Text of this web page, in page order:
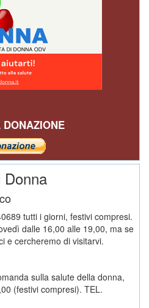
DONAZIONE
tutti i giorni, festivi compresi.
dalle 16,00 alle 19,00, ma se
e cercheremo di visitarvi.
sulla salute della donna,
(festivi compresi). TEL.